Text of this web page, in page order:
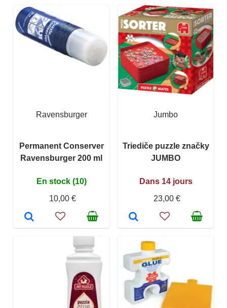
Ravensburger
Permanent Conserver
Ravensburger 200 ml
En stock (10)
10,00 €
Jumbo
Triediče puzzle značky
JUMBO
Dans 14 jours
23,00 €